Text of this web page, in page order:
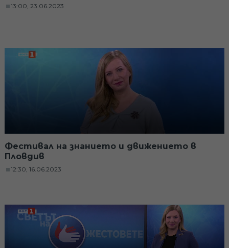
13:00, 23.06.2023
Фестивал на знанието и движението в
Пловдив
12:30, 16.06.2023